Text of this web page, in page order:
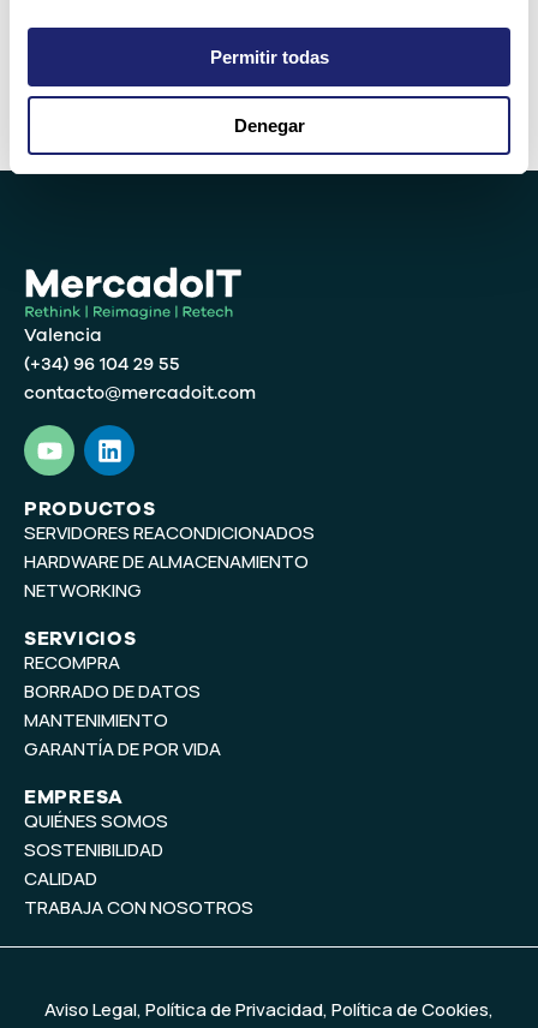
Permitir todas
Denegar
Valencia
(+34) 96 104 29 55
contacto@mercadoit.com
Y
o
u
t
u
b
e
L
i
n
k
e
d
i
PRODUCTOS
SERVIDORES REACONDICIONADOS
HARDWARE DE ALMACENAMIENTO
NETWORKING
SERVICIOS
RECOMPRA
BORRADO DE DATOS
MANTENIMIENTO
GARANTÍA DE POR VIDA
EMPRESA
QUIÉNES SOMOS
SOSTENIBILIDAD
CALIDAD
TRABAJA CON NOSOTROS
Aviso Legal,Política de Privacidad,Política de Cookies,